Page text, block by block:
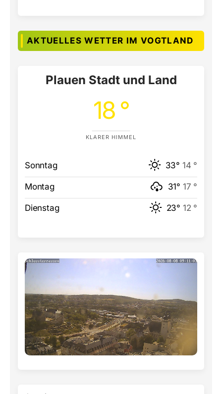
AKTUELLES WETTER IM VOGTLAND
Plauen Stadt und Land
18 °
KLARER HIMMEL
Sonntag 33° 14 °
Montag 31° 17 °
Dienstag 23° 12 °